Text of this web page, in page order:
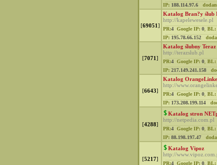
IP: 188.114.97.6
[69051]
Katalog Bran?y ślub
http://kapelewesele.pl
PR:4 Google IP: 0 BL:
IP: 195.78.66.152
[7071]
Katalog ślubny Teraz
http://terazslub.pl
PR:4 Google IP: 0 BL:
IP: 217.149.241.158
[6643]
Katalog
http://
PR:4 Google IP: 0 BL:
IP: 173.208.199.114
[4288]
Katalog stron
http://netpedia.com.pl
PR:4 Google IP: 0 BL:
IP: 88.198.197.47
[5217]
Katalog Vipoz
http://
PR:4 Google IP: 0 BL: